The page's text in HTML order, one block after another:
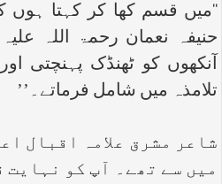
‘‘میں قسم کھا کر کہتا ہوں
حنیفہ نعمان رحمۃ اللہ
آنکھوں کو ٹھنڈک پہنچتی
تلامذہ میں شامل فرماتے۔’’
شاعر مشرق علامہ اقبال
میں سے تھے۔ آپ کو نہایت